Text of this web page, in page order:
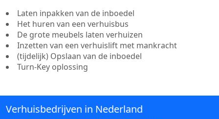
Laten inpakken van de inboedel
Het huren van een verhuisbus
De grote meubels laten verhuizen
Inzetten van een verhuislift met mankracht
(tijdelijk) Opslaan van de inboedel
Turn-Key oplossing
Verhuisbedrijven in Nederland